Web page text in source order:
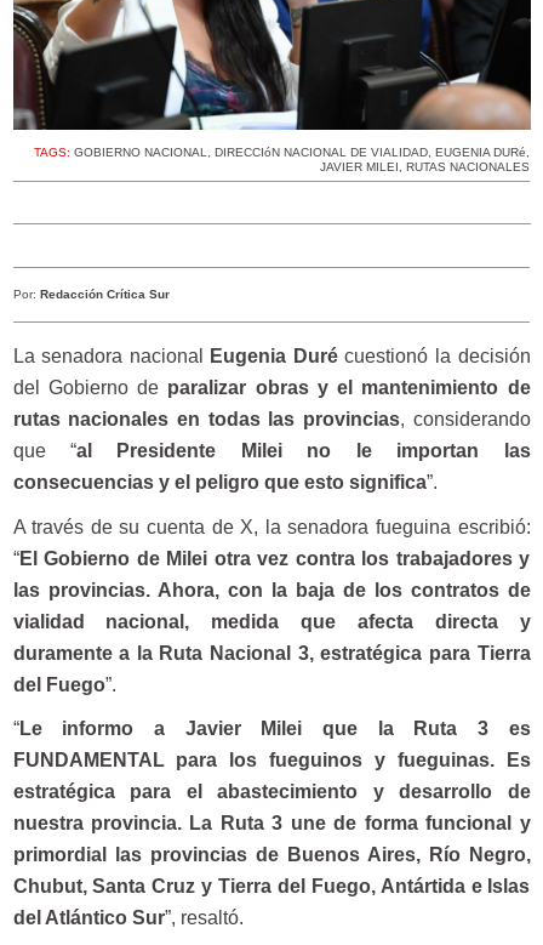
TAGS: GOBIERNO NACIONAL DIRECCIóN NACIONAL DE VIALIDAD EUGENIA DURé
JAVIER MILEI
RUTAS NACIONALES
Por: Redacción Crítica Sur
La senadora nacional Eugenia Durécuestionó la decisión
del Gobierno de paralizar obras y el mantenimiento de
rutas nacionales en todas las provincias, considerando
que “al Presidente Milei no le importan las
consecuencias y el peligro que esto significa”.
A través de su cuenta de X, la senadora fueguina escribió:
“El Gobierno de Milei otra vez contra los trabajadores y
las provincias. Ahora, con la baja de los contratos de
vialidad nacional, medida que afecta directa y
duramente a la Ruta Nacional 3, estratégica para Tierra
del Fuego”.
“Le informo a Javier Milei que la Ruta 3 es
FUNDAMENTAL para los fueguinos y fueguinas. Es
estratégica para el abastecimiento y desarrollo de
nuestra provincia. La Ruta 3 une de forma funcional y
primordial las provincias de Buenos Aires, Río Negro,
Chubut, Santa Cruz y Tierra del Fuego, Antártida e Islas
del Atlántico Sur”, resaltó.